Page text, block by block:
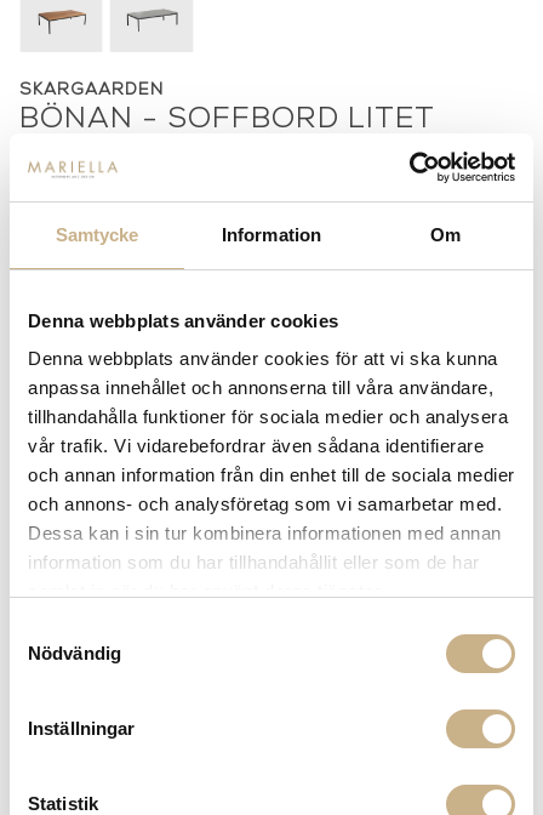
Samtycke Information Om
Denna webbplats använder cookies
Denna webbplats använder cookies för att vi ska kunna
anpassa innehållet och annonserna till våra användare,
tillhandahålla funktioner för sociala medier och analysera
vår trafik. Vi vidarebefordrar även sådana identifierare
och annan information från din enhet till de sociala medier
och annons- och analysföretag som vi samarbetar med.
Dessa kan i sin tur kombinera informationen med annan
information som du har tillhandahållit eller som de har
Nödvändig
Inställningar
Statistik
SKARGAARDEN
BÖNAN - SOFFBORD LITET
Skiva
8 000 kr
Lagerstatus: Beställningsvara
14 dagars returrätt på lagervaror. Läs mer
Leverans inom 3-5 arbetsdagar på lagervaror
Få 10% välkomstrabattnär du registrerar dig för vårt
nyhetsbrev
Fri frakt på mindra varor vid köp över 1000:-
900:- i frakt vid köp av större möbler
Hämta i butik